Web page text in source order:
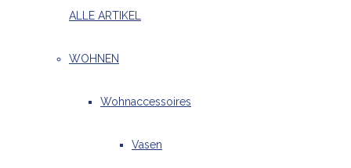
ALLE ARTIKEL
WOHNEN
Wohnaccessoires
Vasen